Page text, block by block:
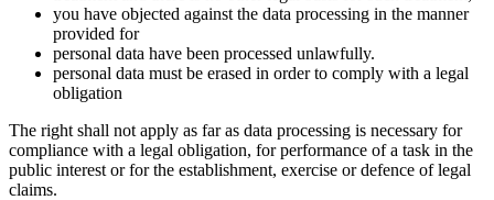
you have objected against the data processing in the manner
provided for
personal data have been processed unlawfully.
personal data must be erased in order to comply with a legal
obligation
The right shall not apply as far as data processing is necessary for
compliance with a legal obligation, for performance of a task in the
public interest or for the establishment, exercise or defence of legal
claims.